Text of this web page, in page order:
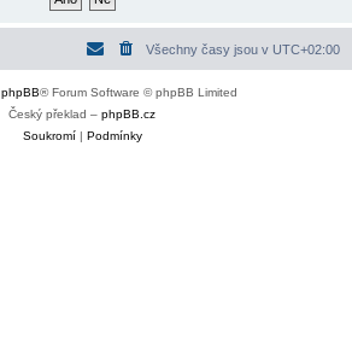
Všechny časy jsou v UTC+02:00
phpBB® Forum Software © phpBB Limited
Český překlad – phpBB.cz
Soukromí| Podmínky